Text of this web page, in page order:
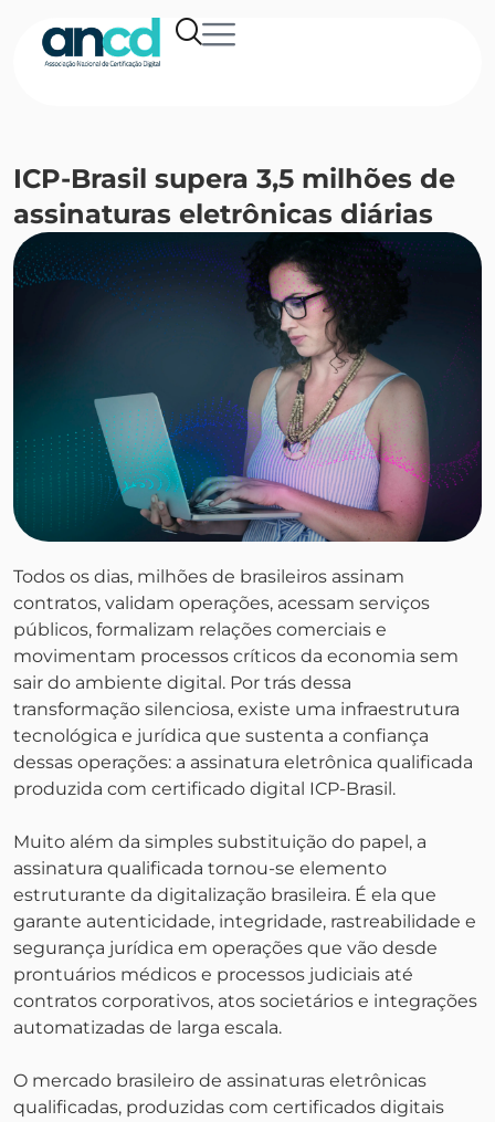
ICP-Brasil supera 3,5 milhões de
assinaturas eletrônicas diárias
Todos os dias, milhões de brasileiros assinam
contratos, validam operações, acessam serviços
públicos, formalizam relações comerciais e
movimentam processos críticos da economia sem
sair do ambiente digital. Por trás dessa
transformação silenciosa, existe uma infraestrutura
tecnológica e jurídica que sustenta a confiança
dessas operações: a assinatura eletrônica qualificada
produzida com certificado digital ICP-Brasil.
Muito além da simples substituição do papel, a
assinatura qualificada tornou-se elemento
estruturante da digitalização brasileira. É ela que
garante autenticidade, integridade, rastreabilidade e
segurança jurídica em operações que vão desde
prontuários médicos e processos judiciais até
contratos corporativos, atos societários e integrações
automatizadas de larga escala.
O mercado brasileiro de assinaturas eletrônicas
qualificadas, produzidas com certificados digitais